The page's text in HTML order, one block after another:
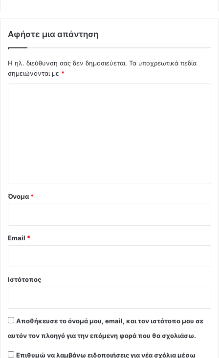
Αφήστε μια απάντηση
Η ηλ. διεύθυνση σας δεν δημοσιεύεται. Τα υποχρεωτικά πεδία
σημειώνονται με *
Όνομα *
Email *
Ιστότοπος
Αποθήκευσε το όνομά μου, email, και τον ιστότοπο μου σε
αυτόν τον πλοηγό για την επόμενη φορά που θα σχολιάσω.
Επιθυμώ να λαμβάνω ειδοποιήσεις για νέα σχόλια μέσω